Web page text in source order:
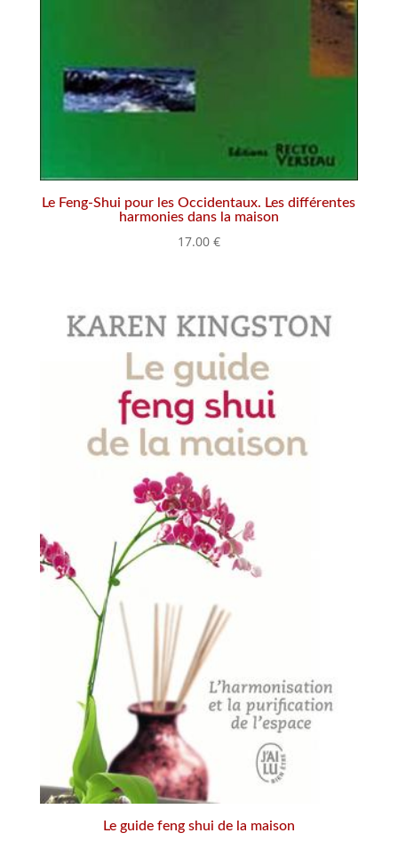
Le Feng-Shui pour les Occidentaux. Les différentes
harmonies dans la maison
17.00 €
Le guide feng shui de la maison